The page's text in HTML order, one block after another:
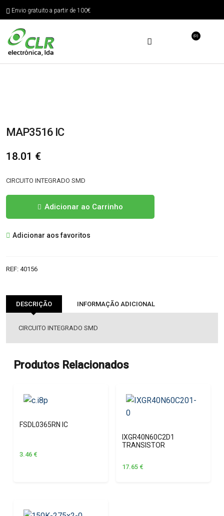
Envio gratuito a partir de 100€
(0)
MAP3516 IC
18.01 €
CIRCUITO INTEGRADO SMD
IC
Adicionar ao Carrinho
Adicionar aos favoritos
REF: 40156
DESCRIÇÃO INFORMAÇÃO ADICIONAL
CIRCUITO INTEGRADO SMD
Produtos Relacionados
FSDL0365RN IC
3.46 €
IXGR40N60C2D1
TRANSISTOR
17.65 €